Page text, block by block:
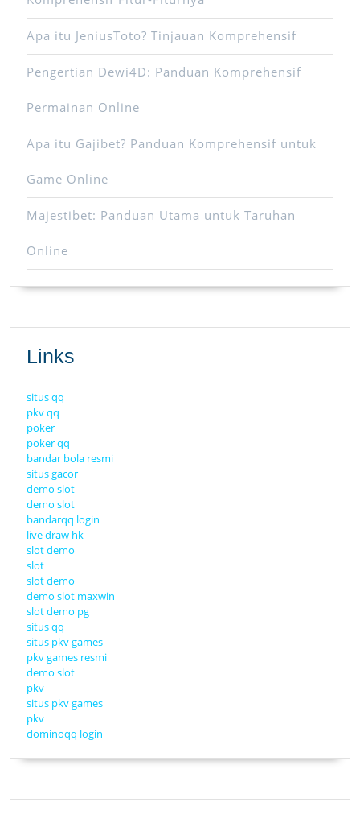
Apa itu JeniusToto? Tinjauan Komprehensif
Pengertian Dewi4D: Panduan Komprehensif
Permainan Online
Apa itu Gajibet? Panduan Komprehensif untuk
Game Online
Majestibet: Panduan Utama untuk Taruhan
Online
Links
situs qq
pkv qq
poker
poker qq
bandar bola resmi
situs gacor
demo slot
demo slot
bandarqq login
live draw hk
slot demo
slot
slot demo
demo slot maxwin
slot demo pg
situs qq
situs pkv games
pkv games resmi
demo slot
pkv
situs pkv games
pkv
dominoqq login